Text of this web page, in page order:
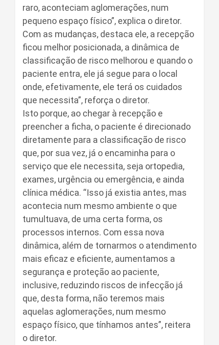
raro, aconteciam aglomerações, num
pequeno espaço físico”, explica o diretor.
Com as mudanças, destaca ele, a recepção
ficou melhor posicionada, a dinâmica de
classificação de risco melhorou e quando o
paciente entra, ele já segue para o local
onde, efetivamente, ele terá os cuidados
que necessita”, reforça o diretor.
Isto porque, ao chegar à recepção e
preencher a ficha, o paciente é direcionado
diretamente para a classificação de risco
que, por sua vez, já o encaminha para o
serviço que ele necessita, seja ortopedia,
exames, urgência ou emergência, e ainda
clínica médica. “Isso já existia antes, mas
acontecia num mesmo ambiente o que
tumultuava, de uma certa forma, os
processos internos. Com essa nova
dinâmica, além de tornarmos o atendimento
mais eficaz e eficiente, aumentamos a
segurança e proteção ao paciente,
inclusive, reduzindo riscos de infecção já
que, desta forma, não teremos mais
aquelas aglomerações, num mesmo
espaço físico, que tínhamos antes”, reitera
o diretor.